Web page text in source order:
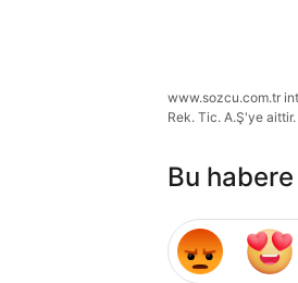
www.sozcu.com.tr
Rek. Tic. A.Ş'ye
Bu